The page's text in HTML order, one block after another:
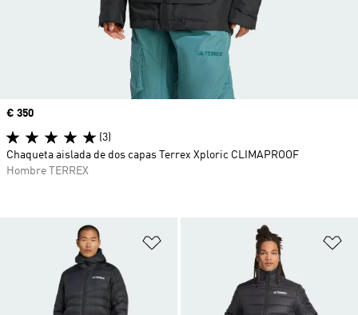
Añadir a la lista de deseos
Precio
€ 350
(3)
Chaqueta aislada de dos capas Terrex Xploric CLIMAPROOF
Hombre TERREX